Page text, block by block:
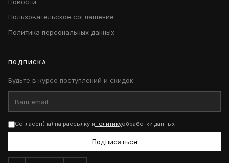
Пользовательское соглашение
Политика персональных данных
ПОДПИСКА
Будьте в курсе поступлений и скидок.
Согласен(на) на рассылку иполитикуобработки данных
Подписаться